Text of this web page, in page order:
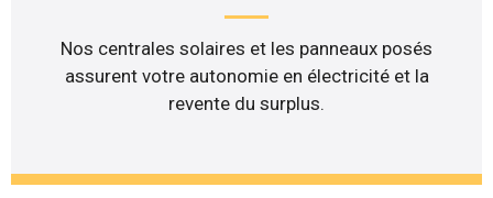
Nos centrales solaires et les panneaux posés
assurent votre autonomie en électricité et la
revente du surplus.